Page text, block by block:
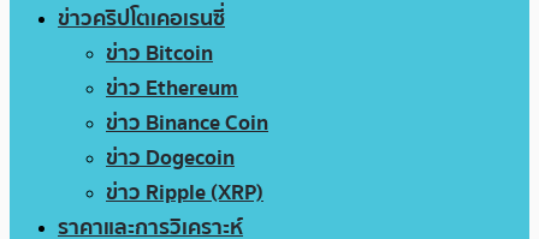
ข่าวคริปโตเคอเรนซี่
ข่าว Bitcoin
ข่าว Ethereum
ข่าว Binance Coin
ข่าว Dogecoin
ข่าว Ripple (XRP)
ราคาและการวิเคราะห์